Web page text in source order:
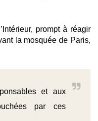
prompt à réagir
la mosquée de Paris,
et aux
par ces